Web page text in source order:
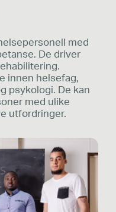
med
De driver
innen helsefag,
psykologi. De kan
med ulike
utfordringer.